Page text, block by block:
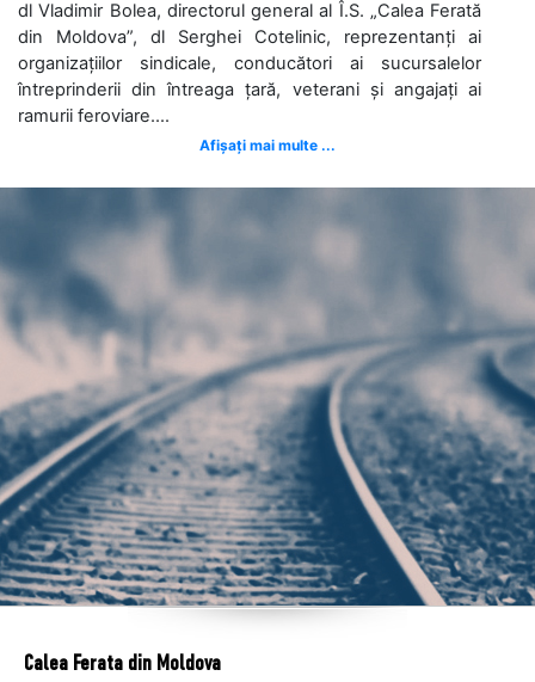
dl Vladimir Bolea, directorul general al Î.S. „Calea Ferată
din Moldova”, dl Serghei Cotelinic, reprezentanți ai
organizațiilor sindicale, conducători ai sucursalelor
întreprinderii din întreaga țară, veterani și angajați ai
ramurii feroviare....
Afișați mai multe ...
Calea Ferata din Moldova